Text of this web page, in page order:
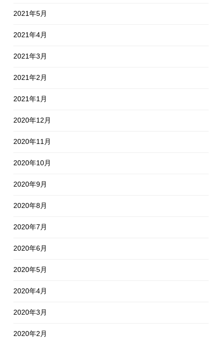
2021年5月
2021年4月
2021年3月
2021年2月
2021年1月
2020年12月
2020年11月
2020年10月
2020年9月
2020年8月
2020年7月
2020年6月
2020年5月
2020年4月
2020年3月
2020年2月